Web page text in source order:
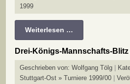
1999
Weiterlesen …
Drei-Königs-Mannschafts-Blitz
Geschrieben von: Wolfgang Tölg
Stuttgart-Ost » Turniere 1999/00